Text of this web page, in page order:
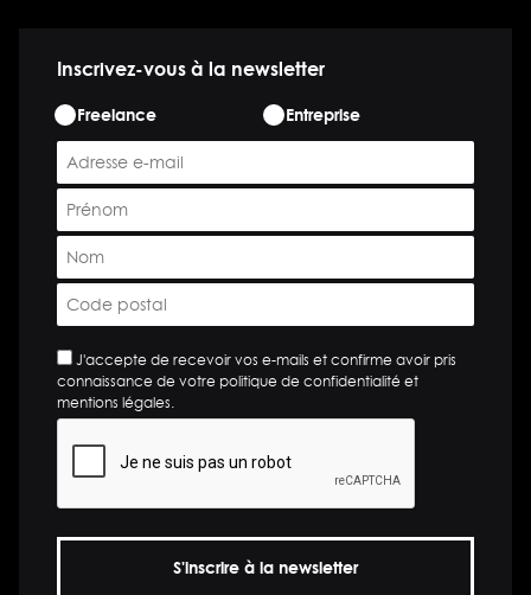
Inscrivez-vous à la newsletter
ETAPE
*
Freelance Entreprise
E-
mail
Prénom
*
Nom
*
Code
postal
* J'accepte de recevoir vos e-mails et confirme avoir pris
connaissance de votre politique de confidentialité et
mentions légales.